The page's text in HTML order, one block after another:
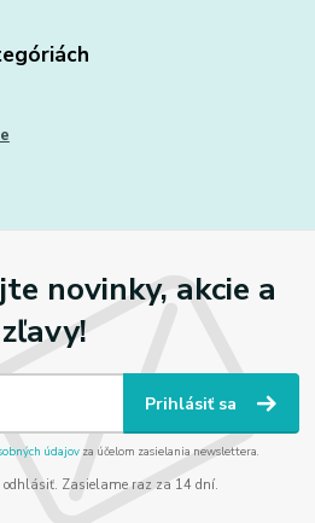
novinky, akcie a
zľavy!
Prihlásiť sa
údajov za účelom zasielania newslettera.
odhlásiť. Zasielame raz za 14 dní.